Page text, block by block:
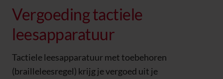
Vergoeding tactiele
leesapparatuur
Tactiele leesapparatuur met toebehoren
(brailleleesregel) krijg je vergoed uit je